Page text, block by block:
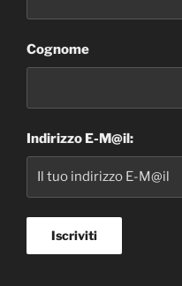
Cognome
Indirizzo E-M@il: